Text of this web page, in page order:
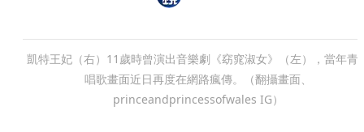
凱特王妃（右）11歲時曾演出音樂劇《窈窕淑女》（左），當年青
唱歌畫面近日再度在網路瘋傳。（翻攝畫面、
princeandprincessofwales IG）